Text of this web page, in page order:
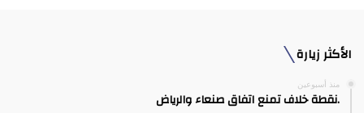
الأكثر زيارة
منذ أسبوعين
.نقطة خلاف تمنع اتفاق صنعاء والرياض